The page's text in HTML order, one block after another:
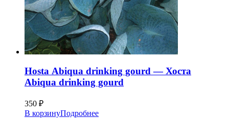
Hosta Аbiqua drinking gourd — Хоста
Аbiqua drinking gourd
350 ₽
В корзинуПодробнее